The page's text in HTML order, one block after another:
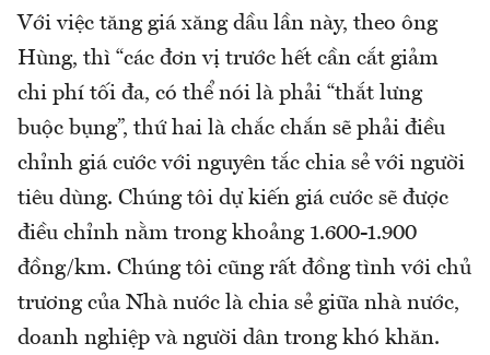
Với việc tăng giá xăng dầu lần này, theo ông
Hùng, thì “các đơn vị trước hết cần cắt giảm
chi phí tối đa, có thể nói là phải “thắt lưng
buộc bụng”, thứ hai là chắc chắn sẽ phải điều
chỉnh giá cước với nguyên tắc chia sẻ với người
tiêu dùng. Chúng tôi dự kiến giá cước sẽ được
điều chỉnh nằm trong khoảng 1.600-1.900
đồng/km. Chúng tôi cũng rất đồng tình với chủ
trương của Nhà nước là chia sẻ giữa nhà nước,
doanh nghiệp và người dân trong khó khăn.